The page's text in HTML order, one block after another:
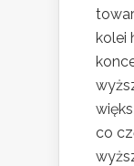
kolei
co